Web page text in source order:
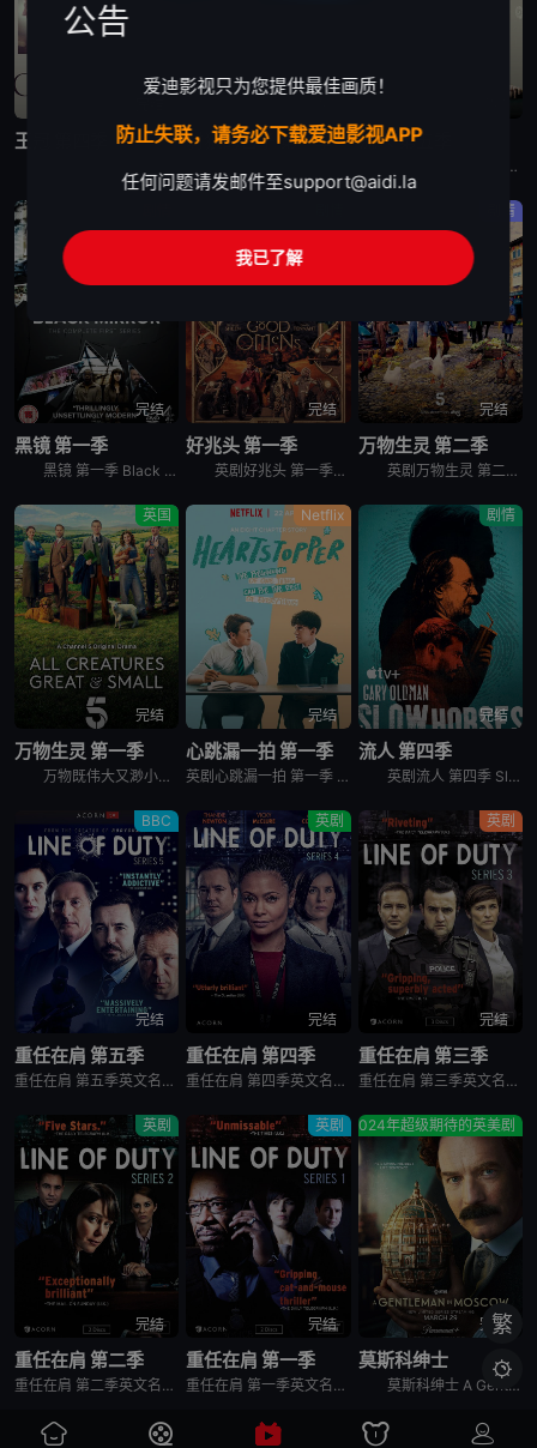
王冠 第四季 豺狼的日子 第一季 流人 第五季
英剧《流人 第五季》改编自Mick Herron所著小说系列的第五本《London Rules》。科技宅Roddy Ho有了一个魅力四射的新女友，而大家都对此持怀疑态度。当一系列越来越离奇的事件在
完结
黑镜 第一季
黑镜 第一季 Black Mirror Season 1是2011年剧情,科幻,惊悚英剧。这部英国迷你剧由3个各自独立的故事组成，彼此间并没有直接联系，但都以极端的黑色幽默讽刺和探讨了科技对人类生
完结
好兆头 第一季
英剧好兆头 第一季英文名为Good Omens Season 1，讲述的是：亚茨拉斐尔（麦克·辛 Michael Sheen 饰）是守卫城门的天使，而克劳利（大卫·田纳特 David Tennan
剧情
完结
万物生灵 第二季
英剧万物生灵 第二季 All Creatures Great and Small Season 2，讲述一个年轻兽医给乡间小动物们治病过程中发生的那些美好温情的故事。
英国
完结
万物生灵 第一季
万物既伟大又渺小，英文名为All Creatures Great and Small，是2020年上映的英国剧情影视。聚焦一个年轻的兽医去乡间的经历，有许多好笑、温馨、可爱的小事，哈利笔下的动物和
Netflix
完结
心跳漏一拍 第一季
英剧心跳漏一拍 第一季 Heartstopper Season 1讲述的是：男孩与男孩相遇、成为朋友并坠入爱河。
剧情
完结
流人 第四季
英剧流人 第四季 Slow Horses Season 4改编自原著系列中的第四本《Spook Street》。一场爆炸拉开序幕，随之引爆了一系列惊人的秘密，动摇了Slough House本就不太
BBC
完结
重任在肩 第五季
重任在肩 第五季英文名为Line of Duty Season 5，是2019年上映的英剧。一批毒品在警方押运途中被一伙蒙面歹徒劫夺，三名随行警员被害，种种迹象显示警方内部有人走漏消息。蒙面团伙的首领JohnCorbett成了AC-12的新一任对手，但他还有不为人知的另一重身份……
英剧
完结
重任在肩 第四季
重任在肩 第四季英文名为Line of Duty Season 4，是2017年上映的英剧。总督察RozHuntley刚刚侦破一起连环谋杀案，成功抓获一名连环凶手。然而法医官TimIfield却找到反腐小组AC-12，提出Roz在侦破过程中刻意忽略了对嫌疑人有利的证据，这起案件可能是一起
英剧
完结
重任在肩 第三季
重任在肩 第三季英文名为Line of Duty Season 3，是2016年的英剧。特警小组长官DannyWaldron在一次行动中击毙了一名犯罪嫌疑人，他和队员一致声称此举是出于自卫，但反腐小组AC-12的主管却认为这是一起蓄意杀人事件。随着调查深入，更多意想不到的真相浮出水面
英剧
完结
重任在肩 第二季
重任在肩 第二季英文名为Line of Duty Season 2，是2014年上映的英剧。一个受保护的证人在转移途中遭伏击，三名在场警察被杀害，负责这次转移的探长LindsayDenton很快被怀疑串通罪犯，反贪组在调查Denton的同时，也在寻找真凶，但是事情似乎并不简单……
英剧
完结
重任在肩 第一季
重任在肩 第一季英文名为Line of Duty Season 1，是2012年剧情英剧。在一次反恐行动中，由于情报失误，英国特警部队误杀了一名怀抱孩子的中东移民，负责行动队的首长决定将这宗丑闻彻底抹去，遂找来了知道真相的队员们统一口径，录制假口供。刑侦队长史蒂夫（马丁·康普斯顿Mar
2024年超级期待的英美剧
完结
莫斯科绅士
莫斯科绅士 A Gentleman in Moscow是2024年剧情,惊悚,历史英剧。《莫斯科绅士》讲述的是：在俄国革命的余波中，Alexander Rostov伯爵发现自己光鲜亮丽的过去将他置
繁

公告
爱迪影视只为您提供最佳画质！
防止失联，请务必下载爱迪影视APP
任何问题请发邮件至support@aidi.la
我已了解